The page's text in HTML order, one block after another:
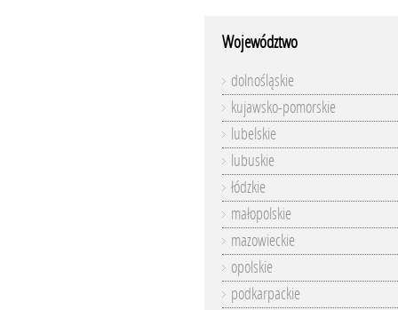
Województwo
dolnośląskie
kujawsko-pomorskie
lubelskie
lubuskie
łódzkie
małopolskie
mazowieckie
opolskie
podkarpackie